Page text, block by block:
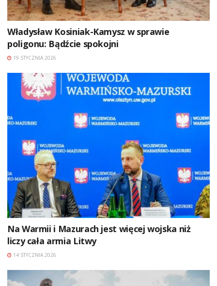
Władysław Kosiniak-Kamysz w sprawie
poligonu: Bądźcie spokojni
19 STYCZNIA 2026
Na Warmii i Mazurach jest więcej wojska niż
liczy cała armia Litwy
14 STYCZNIA 2026